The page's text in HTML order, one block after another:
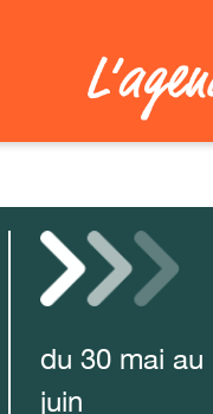
du 30 mai au
juin